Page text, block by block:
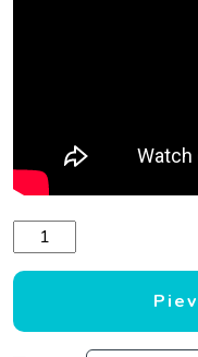
Pūslis Spinera